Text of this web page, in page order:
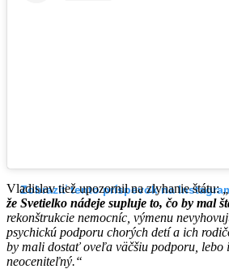
Zobraziť tento príspevok na
Vladislav tiež upozornil na zlyhanie štátu:„
že Svetielko nádeje supluje to, čo by mal
rekonštrukcie nemocníc, výmenu
psychickú podporu chorých detí a ich
by mali dostať oveľa väčšiu podporu, lebo
neoceniteľný.“